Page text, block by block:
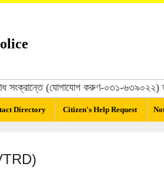
সংক্রান্তে (যোগাযোগ করুণ-০৩১-৬৩৯০২২)
Directory Citizen's Help Request